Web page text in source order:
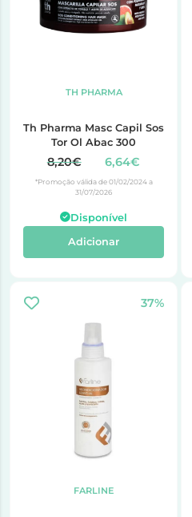
TH PHARMA
Th Pharma Masc Capil Sos
Tor Ol Abac 300
8,20€ 6,64€
*Promoção válida de 01/02/2024 a
31/07/2026
Disponível
Adicionar
37%
FARLINE